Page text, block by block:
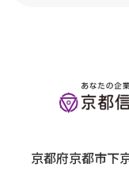
京都府京都市下